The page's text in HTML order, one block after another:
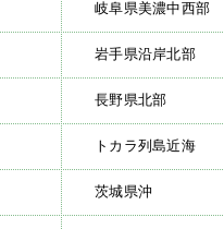
岐阜県美濃中西部
岩手県沿岸北部
長野県北部
トカラ列島近海
茨城県沖